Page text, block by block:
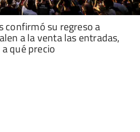
confirmó su regreso a
a la venta las entradas,
qué precio